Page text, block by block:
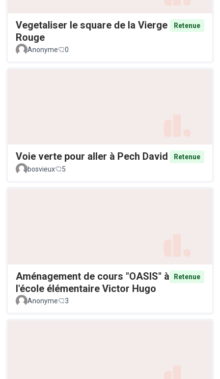
Vegetaliser le square de la Vierge
Rouge
Retenue
Anonyme 0
Voie verte pour aller à Pech David
Retenue
bosvieux
5
Aménagement de cours "OASIS" à
l'école élémentaire Victor Hugo
Retenue
Anonyme 3